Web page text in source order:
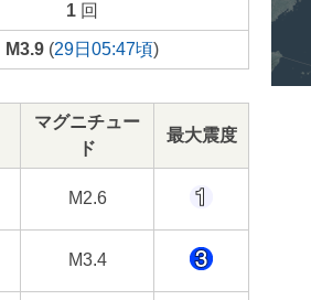
1回
M3.9(29日05:47頃)
マグニチュー
ド
最大震度
M2.6
M3.4